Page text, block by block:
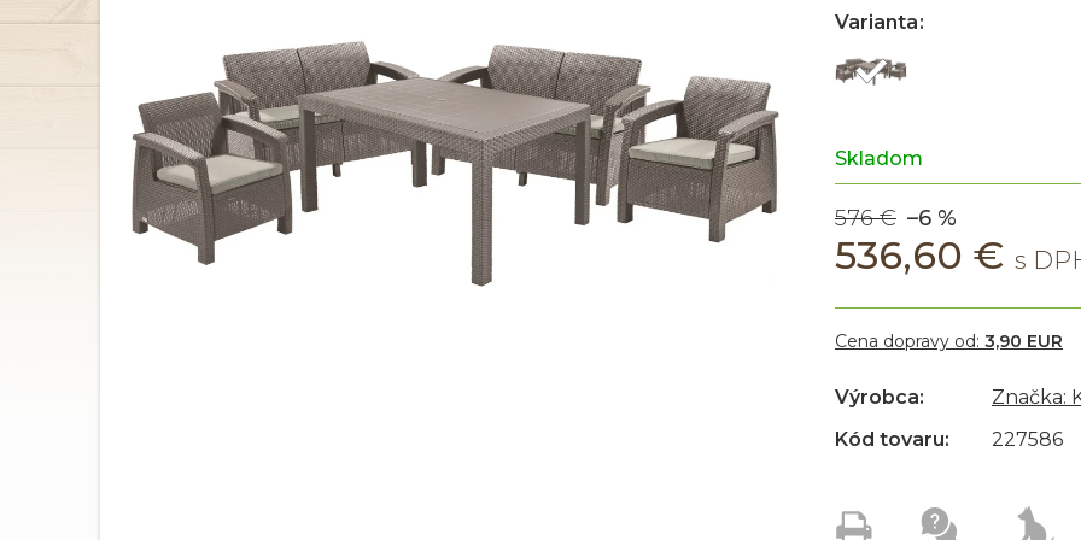
Skladom
576 € –6 %
536,60 €
Varianta
Cena dopravy od: 3,90 EUR
Výrobca:
Značka:
Kód tovaru:
227586